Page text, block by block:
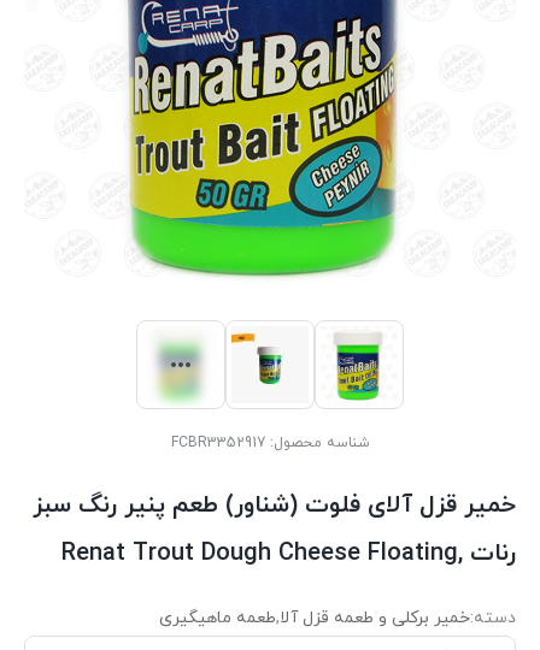
شناسه محصول:FCBR3352917
خمیر قزل آلای فلوت (شناور) طعم پنیر رنگ سبز
رنات ,Renat Trout Dough Cheese Floating
دسته:خمیر برکلی و طعمه قزل آلا,طعمه ماهیگیری